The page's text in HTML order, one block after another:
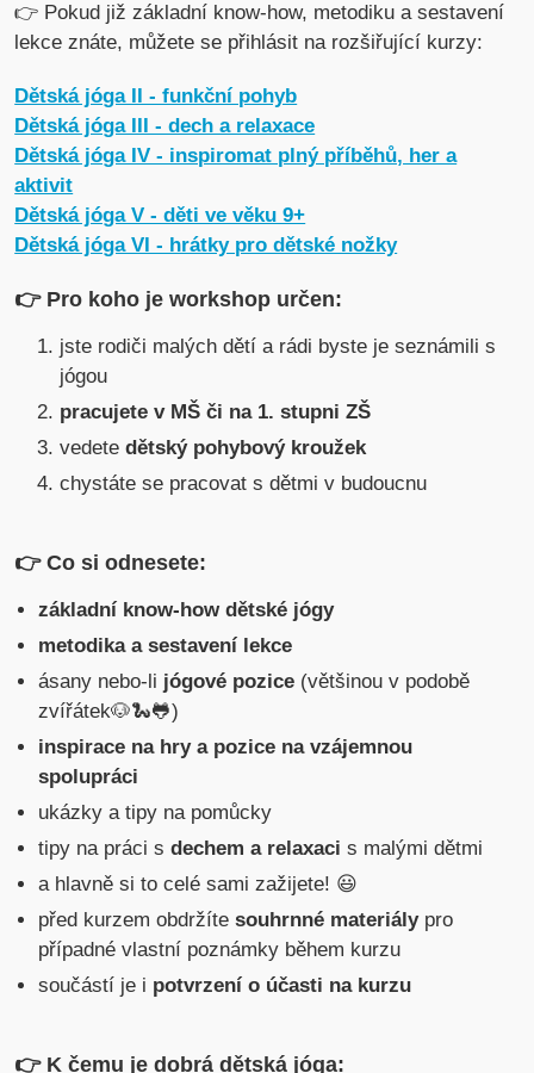
👉 Pokud již základní know-how, metodiku a sestavení
lekce znáte, můžete se přihlásit na rozšiřující kurzy:
Dětská jóga II - funkční pohyb
Dětská jóga III - dech a relaxace
Dětská jóga IV - inspiromat plný příběhů, her a
aktivit
Dětská jóga V - děti ve věku 9+
Dětská jóga VI - hrátky pro dětské nožky
👉 Pro koho je workshop určen:
jste rodiči malých dětí a rádi byste je seznámili s
jógou
pracujete v MŠ či na 1. stupni ZŠ
vedetedětský pohybový kroužek
chystáte se pracovat s dětmi v budoucnu
👉 Co si odnesete:
základní know-how dětské jógy
metodika a sestavení lekce
ásany nebo-li jógové pozice (většinou v podobě
zvířátek🐶🐍🐸)
inspirace na hry a pozice na vzájemnou
spolupráci
ukázky a tipy na pomůcky
tipy na práci sdechem a relaxaci s malými dětmi
a hlavně si to celé sami zažijete! 😃
před kurzem obdržítesouhrnné materiálypro
případné vlastní poznámky během kurzu
součástí je i potvrzení o účasti na kurzu
👉 K čemu je dobrá dětská jóga: